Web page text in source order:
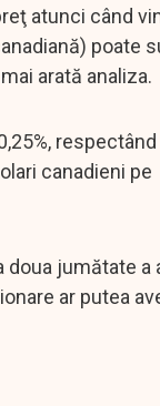
atunci când
poate
arată analiza.
respectând
canadieni pe
jumătate a
ar putea